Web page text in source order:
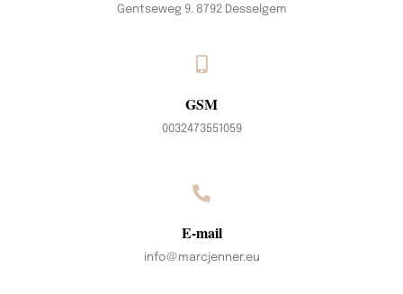
Gentseweg 9. 8792 Desselgem
GSM
0032473551059
E-mail
info@marcjenner.eu